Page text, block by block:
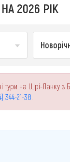
2026 РІК
тури на Шрі-Ланку з
344-21-38